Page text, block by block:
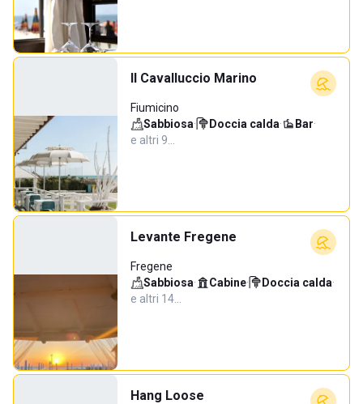
Il Cavalluccio Marino
Fiumicino
Sabbiosa· Doccia calda· Bar·
e altri 9…
Levante Fregene
Fregene
Sabbiosa· Cabine· Doccia calda·
e altri 14…
Hang Loose